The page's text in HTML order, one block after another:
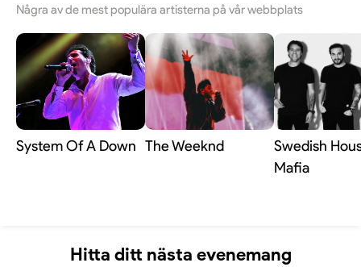
Några av de mest populära artisterna på vår webbplats
System Of A Down The Weeknd
Swedish
Mafia
Hitta ditt nästa evenemang